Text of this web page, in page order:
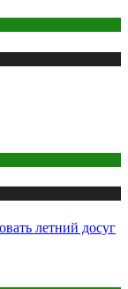
летний досуг